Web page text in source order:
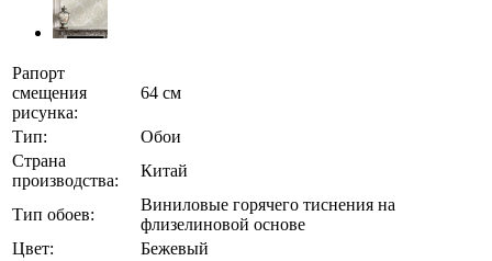
Рапорт
смещения
рисунка:
64 см
Тип:
Обои
Страна
производства:
Китай
Тип обоев:
Виниловые горячего тиснения на
флизелиновой основе
Цвет:
Бежевый